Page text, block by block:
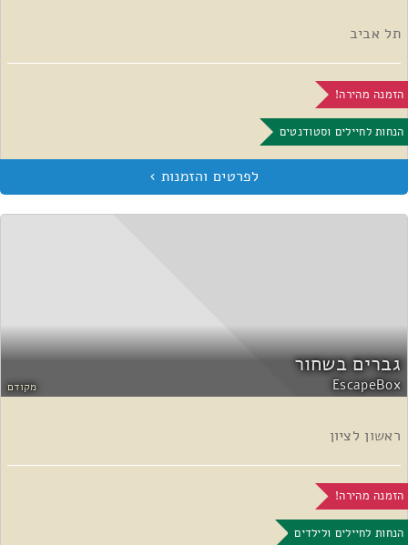
תל אביב
הזמנה מהירה!
הנחות לחיילים וסטודנטים
גברים בשחור
EscapeBox מקודם
ראשון לציון
הזמנה מהירה!
הנחות לחיילים ולילדים